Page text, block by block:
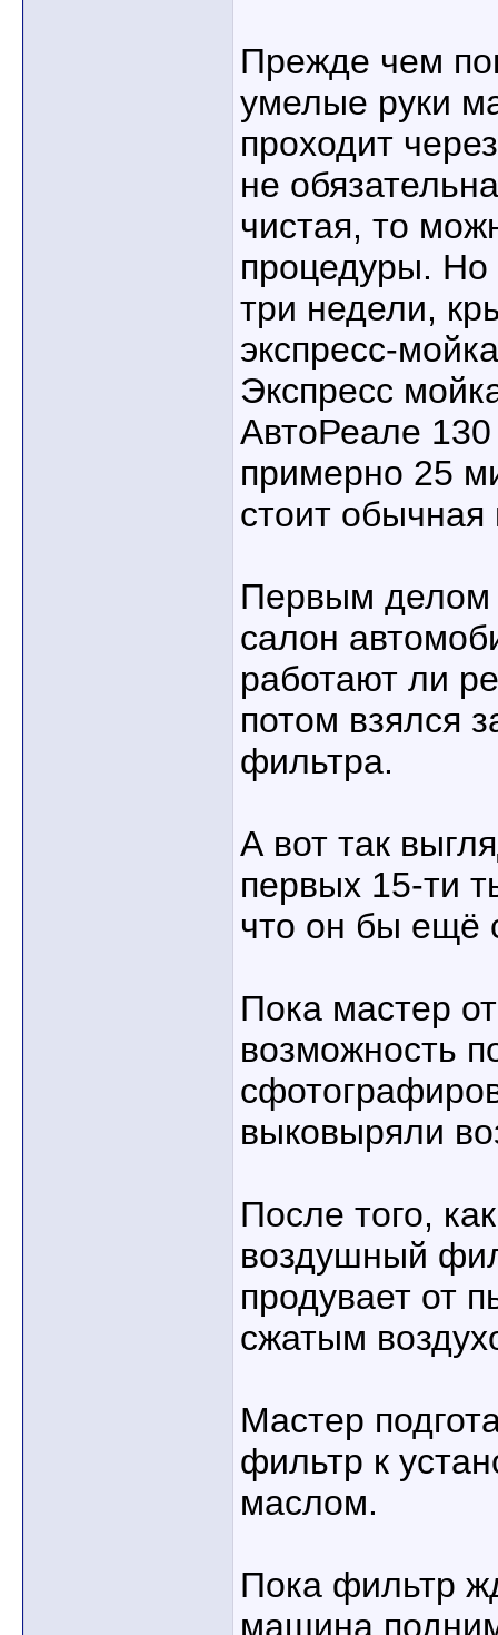
Прежде чем
умелые руки
проходит
не
чистая, то
процедуры.
три недели,
экспресс-
Экспресс
АвтоРеале
примерно 25
стоит
Первым делом
салон
работают ли
потом взялся
фильтра.
А вот так
первых 15-ти
что он бы ещё
Пока мастер
возможность
выковыряли
После того,
воздушный
продувает от
сжатым
Мастер
фильтр к
маслом.
Пока фильтр
машина